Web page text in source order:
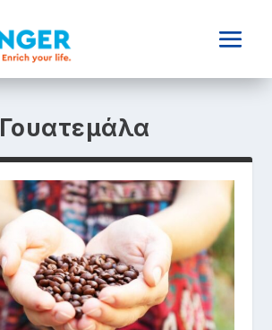
Γουατεμάλα